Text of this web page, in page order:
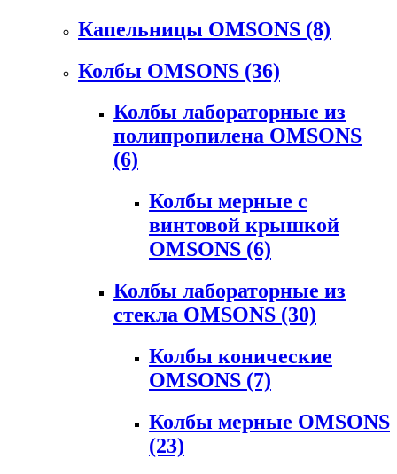
Капельницы OMSONS (8)
Колбы OMSONS (36)
Колбы лабораторные из
полипропилена OMSONS
(6)
Колбы мерные с
винтовой крышкой
OMSONS (6)
Колбы лабораторные из
стекла OMSONS (30)
Колбы конические
OMSONS (7)
Колбы мерные OMSONS
(23)